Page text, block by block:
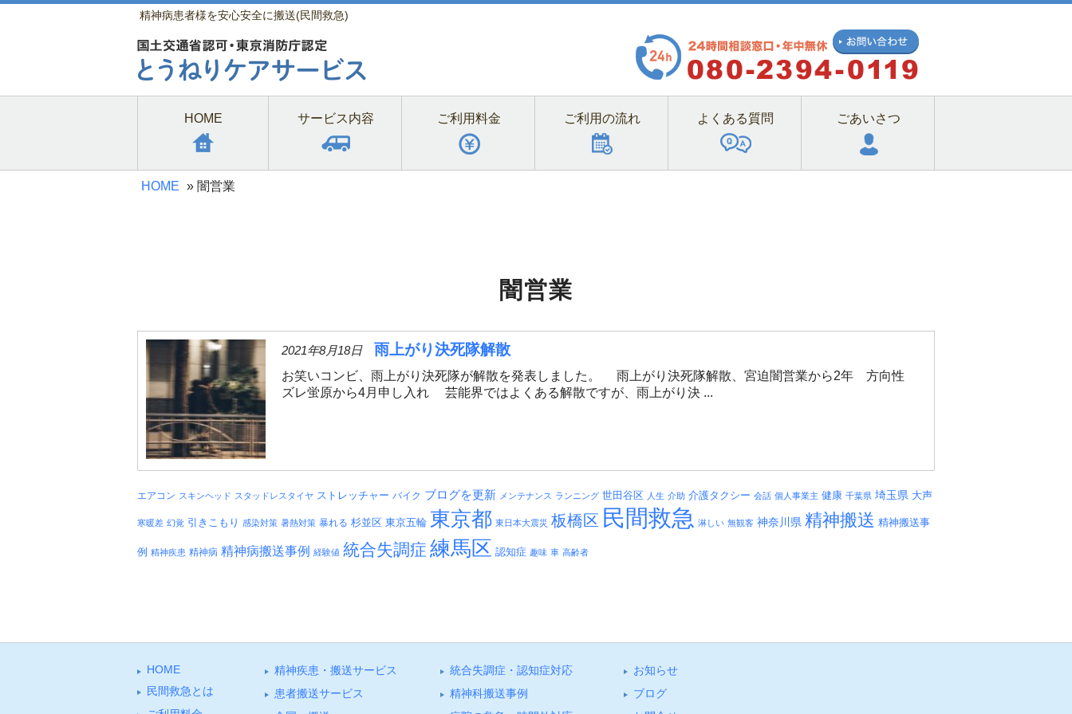
精神病患者様を安心安全に搬送(民間救急)
HOME サービス内容 ご利用料金 ご利用の流れ よくある質問 ごあいさつ
HOME » 闇営業
闇営業
2021年8月18日 雨上がり決死隊解散
お笑いコンビ、雨上がり決死隊が解散を発表しました。 雨上がり決死隊解散、宮迫闇営業から2年 方向性
ズレ蛍原から4月申し入れ 芸能界ではよくある解散ですが、雨上がり決 ...
エアコン スキンヘッド スタッドレスタイヤ ストレッチャー バイク ブログを更新 メンテナンス ランニング 世田谷区 人生 介助 介護タクシー 会話 個人事業主 健康 千葉県 埼玉県 大声
寒暖差 幻覚 引きこもり 感染対策 暑熱対策 暴れる 杉並区 東京五輪 東京都 東日本大震災 板橋区 民間救急 淋しい 無観客 神奈川県 精神搬送 精神搬送事
例 精神疾患 精神病 精神病搬送事例 経験値 統合失調症 練馬区 認知症 趣味 車 高齢者
HOME
⺠間救急とは
精神疾患・搬送サービス
患者搬送サービス
統合失調症・認知症対応
精神科搬送事例
お知らせ
ブログ